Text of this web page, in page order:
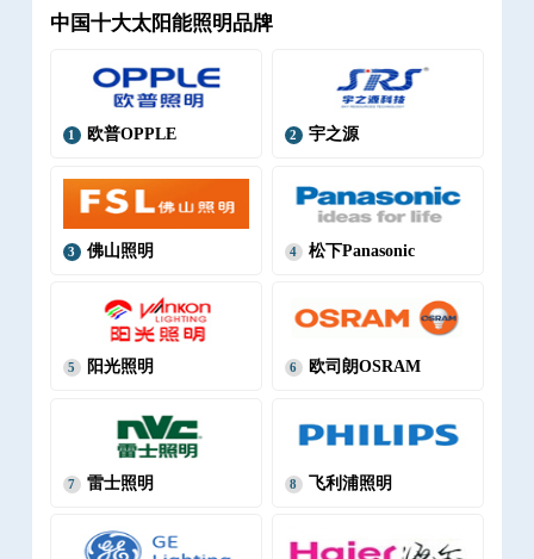
中国十大太阳能照明品牌
1 欧普OPPLE 2 宇之源
3 佛山照明 4 松下Panasonic
5 阳光照明 6 欧司朗OSRAM
7 雷士照明 8 飞利浦照明